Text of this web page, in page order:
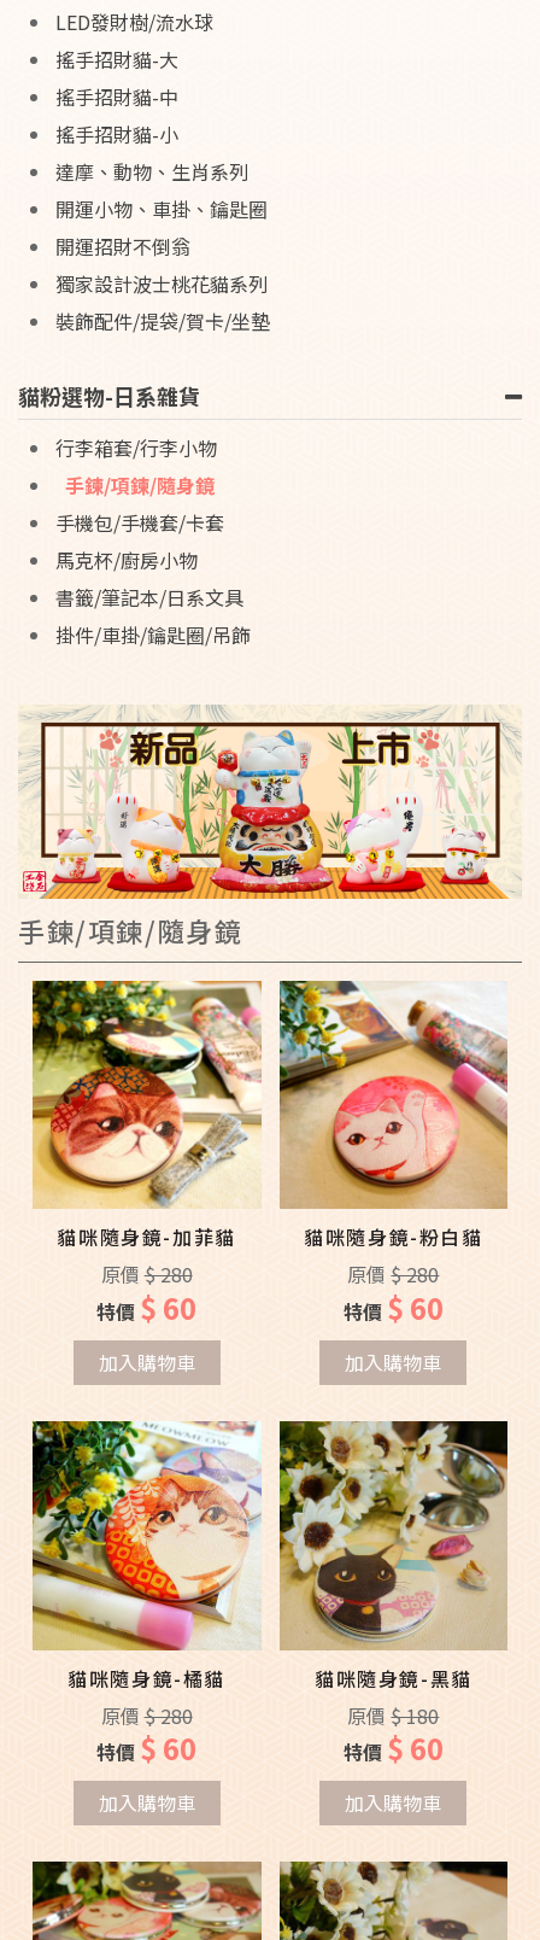
LED發財樹/流水球
搖手招財貓-大
搖手招財貓-中
搖手招財貓-小
達摩、動物、生肖系列
開運小物、車掛、鑰匙圈
開運招財不倒翁
獨家設計波士桃花貓系列
裝飾配件/提袋/賀卡/坐墊
貓粉選物-日系雜貨
行李箱套/行李小物
手鍊/項鍊/隨身鏡
手機包/手機套/卡套
馬克杯/廚房小物
書籤/筆記本/日系文具
掛件/車掛/鑰匙圈/吊飾
手鍊/項鍊/隨身鏡
貓咪隨身鏡-加菲貓
原價$ 280
特價 $ 60
加入購物車
貓咪隨身鏡-粉白貓
原價 $ 280
特價 $ 60
加入購物車
貓咪隨身鏡-橘貓
原價$ 280
特價 $ 60
加入購物車
貓咪隨身鏡-黑貓
原價 $ 180
特價 $ 60
加入購物車